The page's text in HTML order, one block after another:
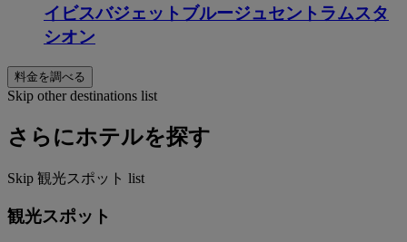
イビスバジェットブルージュセントラムスタ
シオン
料金を調べる
Skip other destinations list
さらにホテルを探す
Skip 観光スポット list
観光スポット